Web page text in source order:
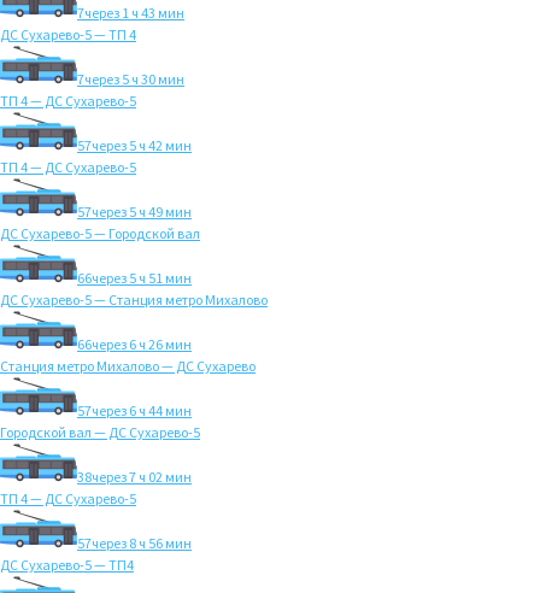
7через 1 ч 43 мин
ДС Сухарево-5 — ТП 4
7через 5 ч 30 мин
ТП 4 — ДС Сухарево-5
57через 5 ч 42 мин
ТП 4 — ДС Сухарево-5
57через 5 ч 49 мин
ДС Сухарево-5 — Городской вал
66через 5 ч 51 мин
ДС Сухарево-5 — Станция метро Михалово
66через 6 ч 26 мин
Станция метро Михалово — ДС Сухарево
57через 6 ч 44 мин
Городской вал — ДС Сухарево-5
38через 7 ч 02 мин
ТП 4 — ДС Сухарево-5
57через 8 ч 56 мин
ДС Сухарево-5 — ТП4